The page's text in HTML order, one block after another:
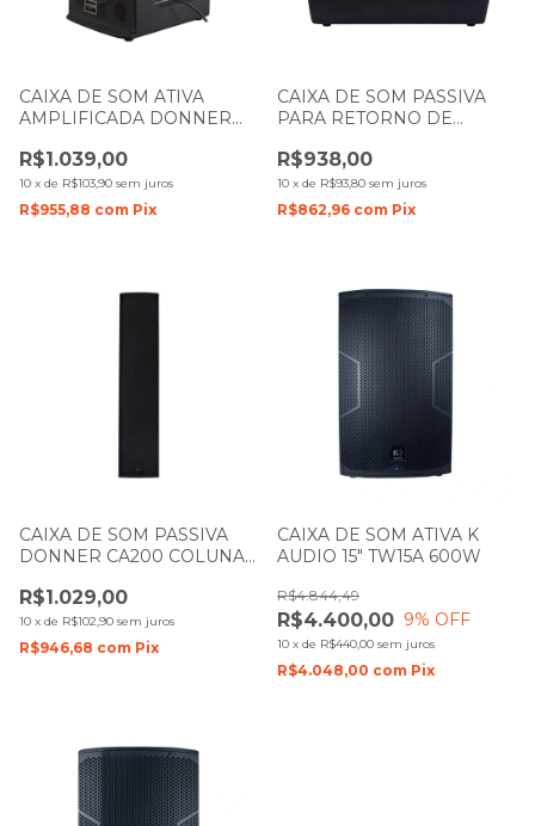
CAIXA DE SOM ATIVA
AMPLIFICADA DONNER
R$1.039,00
10 x de R$103,90 sem juros
R$955,88 com Pix
CAIXA DE SOM PASSIVA
PARA RETORNO DE
125W LL AUDIO
R$938,00
10 x de R$93,80 sem juros
R$862,96 com Pix
CAIXA DE SOM PASSIVA
DONNER CA200 COLUNA
R$1.029,00
10 x de R$102,90 sem juros
R$946,68 com Pix
CAIXA DE SOM ATIVA K
AUDIO 15" TW15A 600W
R$4.400,00
R$4.844,49
9% OFF
10 x de R$440,00 sem juros
R$4.048,00 com Pix